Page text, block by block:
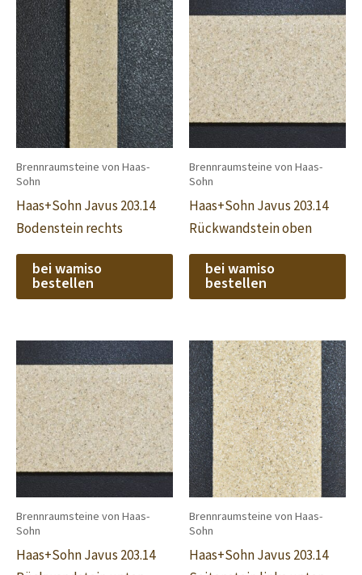
Brennraumsteine von Haas-
Sohn
Haas+Sohn Javus 203.14
Bodenstein rechts
bei wamiso
bestellen
Brennraumsteine von Haas-
Sohn
Haas+Sohn Javus 203.14
Rückwandstein oben
bei wamiso
bestellen
Brennraumsteine von Haas-
Sohn
Haas+Sohn Javus 203.14
Brennraumsteine von Haas-
Sohn
Haas+Sohn Javus 203.14